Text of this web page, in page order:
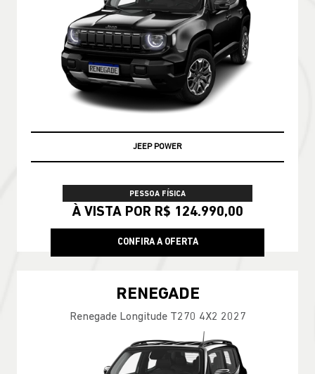
JEEP POWER
PESSOA FÍSICA
À VISTA POR R$ 124.990,00
CONFIRA A OFERTA
RENEGADE
Renegade Longitude T270 4X2 2027